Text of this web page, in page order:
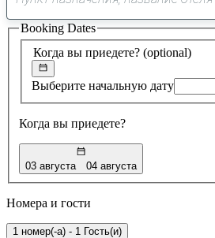
Когда вы приедете? (optional)
Выберите начальную дату
Когда вы приедете?
03 августа 04 августа
Booking Dates
Номера и гости
1 номер(-а) - 1 Гость(и)